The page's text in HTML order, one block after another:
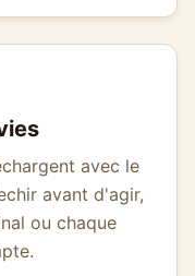
avec le
avant d'agir,
ou chaque